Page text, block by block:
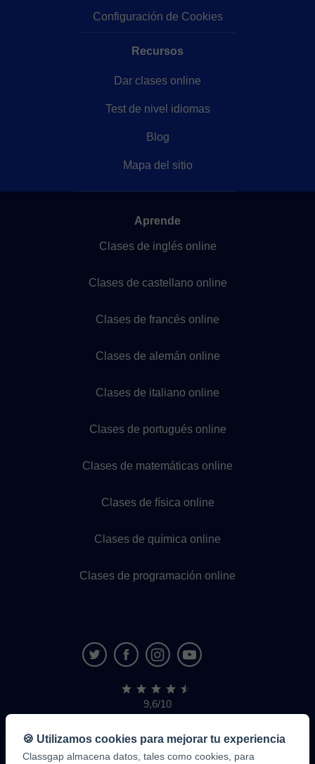
Configuración de Cookies
Recursos
Dar clases online
Test de nivel idiomas
Blog
Mapa del sitio
Aprende
Clases de inglés online
Clases de castellano online
Clases de francés online
Clases de alemán online
Clases de italiano online
Clases de portugués online
Clases de matemáticas online
Clases de física online
Clases de química online
Clases de programación online
9,6/10
1.339.284
de
alumnos
🍪 Utilizamos cookies para mejorar tu experiencia
Classgap almacena datos, tales como cookies, para